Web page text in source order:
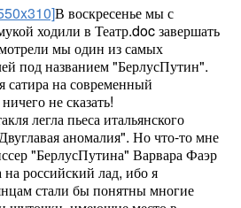
В воскресенье мы с
ходили в Театр.doc завершать
мы один из самых
под названием "БерлусПутин".
сатира на современный
не сказать!
легла пьеса итальянского
аномалия". Но что-то мне
"БерлусПутина" Варвара Фаэр
на российский лад, ибо я
стали бы понятны многие